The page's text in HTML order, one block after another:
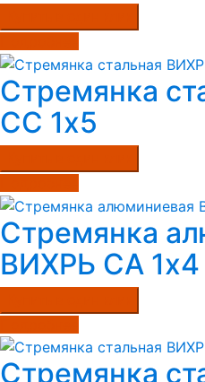
Стремянка
СС 1х5
Стремянка
ВИХРЬ СА 1х4
Стремянка